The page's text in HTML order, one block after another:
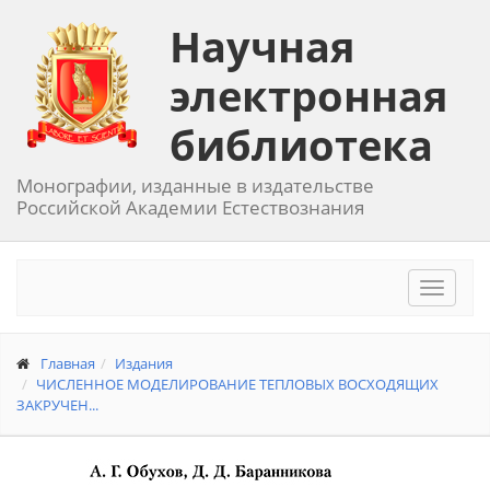
Научная
электронная
библиотека
Монографии, изданные в издательстве
Российской Академии Естествознания
Toggle
Главная
Издания
ЧИСЛЕННОЕ МОДЕЛИРОВАНИЕ ТЕПЛОВЫХ ВОСХОДЯЩИХ
ЗАКРУЧЕН...